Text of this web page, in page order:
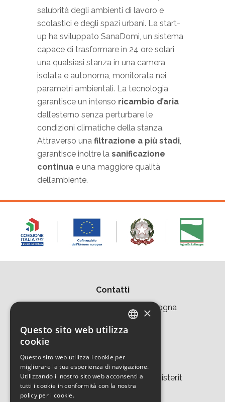
salubrità degli ambienti di lavoro e
scolastici e degli spazi urbani. La start-
up ha sviluppato SanaDomi, un sistema
capace di trasformare in 24 ore solari
una qualsiasi stanza in una camera
isolata e autonoma, monitorata nei
parametri ambientali. La tecnologia
garantisce un intenso ricambio d’aria
dall’esterno senza perturbare le
condizioni climatiche della stanza.
Attraverso una filtrazione a più stadi,
garantisce inoltre la sanificazione
continua e una maggiore qualità
dell’ambiente.
Contatti
Area della Ricerca CNR di Bologna
Via Piero Gobetti 101
Tel. +39 051 639 8457
tecnopolo.bo.cnr@laboratoriomister.it
×
Questo sito web utilizza
cookie
Questo sito web utilizza i cookie per
migliorare la tua esperienza di navigazione.
Utilizzando il nostro sito web acconsenti a
tutti i cookie in conformità con la nostra
policy per i cookie.